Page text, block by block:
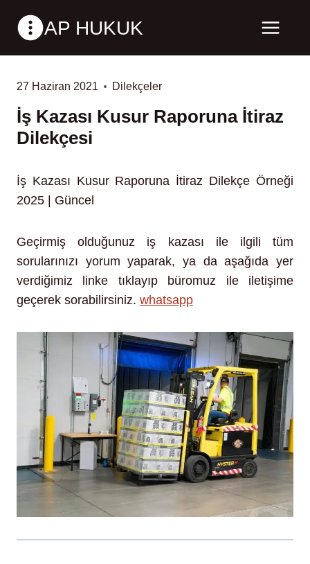
AP HUKUK
27 Haziran 2021 Dilekçeler
İş Kazası Kusur Raporuna İtiraz
Dilekçesi
İş Kazası Kusur Raporuna İtiraz Dilekçe Örneği
2025 | Güncel
Geçirmiş olduğunuz iş kazası ile ilgili tüm
sorularınızı yorum yaparak, ya da aşağıda yer
verdiğimiz linke tıklayıp büromuz ile iletişime
geçerek sorabilirsiniz. whatsapp